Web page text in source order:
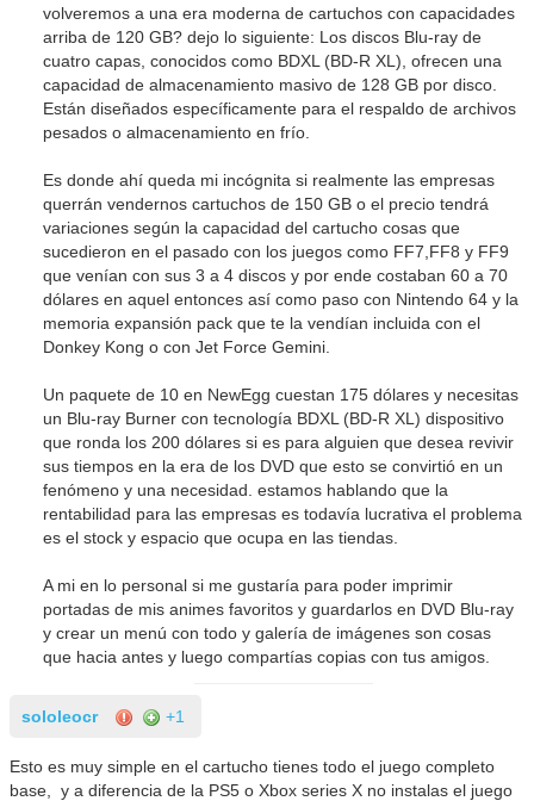
volveremos a una era moderna de cartuchos con capacidades
arriba de 120 GB? dejo lo siguiente: Los discos Blu-ray de
cuatro capas, conocidos como BDXL (BD-R XL), ofrecen una
capacidad de almacenamiento masivo de 128 GB por disco.
Están diseñados específicamente para el respaldo de archivos
pesados o almacenamiento en frío.
Es donde ahí queda mi incógnita si realmente las empresas
querrán vendernos cartuchos de 150 GB o el precio tendrá
variaciones según la capacidad del cartucho cosas que
sucedieron en el pasado con los juegos como FF7,FF8 y FF9
que venían con sus 3 a 4 discos y por ende costaban 60 a 70
dólares en aquel entonces así como paso con Nintendo 64 y la
memoria expansión pack que te la vendían incluida con el
Donkey Kong o con Jet Force Gemini.
Un paquete de 10 en NewEgg cuestan 175 dólares y necesitas
un Blu-ray Burner con tecnología BDXL (BD-R XL) dispositivo
que ronda los 200 dólares si es para alguien que desea revivir
sus tiempos en la era de los DVD que esto se convirtió en un
fenómeno y una necesidad. estamos hablando que la
rentabilidad para las empresas es todavía lucrativa el problema
es el stock y espacio que ocupa en las tiendas.
A mi en lo personal si me gustaría para poder imprimir
portadas de mis animes favoritos y guardarlos en DVD Blu-ray
y crear un menú con todo y galería de imágenes son cosas
que hacia antes y luego compartías copias con tus amigos.
sololeocr +1
Esto es muy simple en el cartucho tienes todo el juego completo
base, y a diferencia de la PS5 o Xbox series X no instalas el juego